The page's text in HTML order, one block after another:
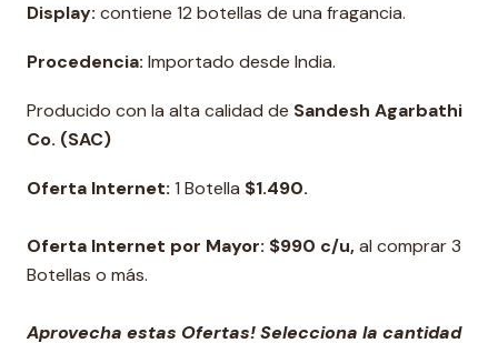
Display: contiene 12 botellas de una fragancia.
Procedencia: Importado desde India.
Producido con la alta calidad de Sandesh Agarbathi
Co. (SAC)
Oferta Internet:1 Botella $1.490.
Oferta Internet por Mayor: $990 c/u,al comprar 3
Botellas o más.
Aprovecha estas Ofertas! Selecciona la cantidad